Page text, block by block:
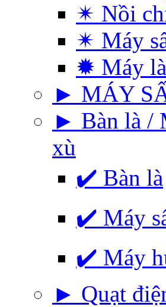
✴ Nồi
✴ Máy
✹ Máy
► MÁY
► Bàn là /
xù
✔️ Bàn là
✔️ Máy
✔️ Máy
► Quạt